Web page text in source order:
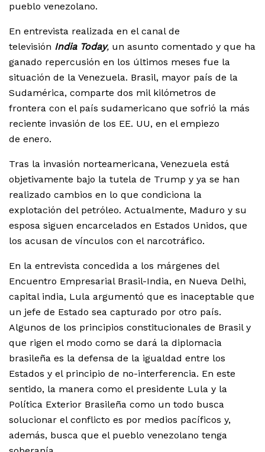
pueblo venezolano.
En entrevista realizada en el canal de
televisión India Today, un asunto comentado y que ha
ganado repercusión en los últimos meses fue la
situación de la Venezuela. Brasil, mayor país de la
Sudamérica, comparte dos mil kilómetros de
frontera con el país sudamericano que sofrió la más
reciente invasión de los EE. UU, en el empiezo
de enero.
Tras la invasión norteamericana, Venezuela está
objetivamente bajo la tutela de Trump y ya se han
realizado cambios en lo que condiciona la
explotación del petróleo. Actualmente, Maduro y su
esposa siguen encarcelados en Estados Unidos, que
los acusan de vínculos con el narcotráfico.
En la entrevista concedida a los márgenes del
Encuentro Empresarial Brasil-India, en Nueva Delhi,
capital india, Lula argumentó que es inaceptable que
un jefe de Estado sea capturado por otro país.
Algunos de los principios constitucionales de Brasil y
que rigen el modo como se dará la diplomacia
brasileña es la defensa de la igualdad entre los
Estados y el principio de no-interferencia. En este
sentido, la manera como el presidente Lula y la
Política Exterior Brasileña como un todo busca
solucionar el conflicto es por medios pacíficos y,
además, busca que el pueblo venezolano tenga